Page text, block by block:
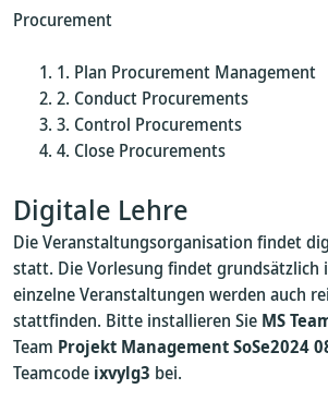
Procurement
Plan Procurement Management
Conduct Procurements
Control Procurements
Close Procurements
Digitale Lehre
Die Veranstaltungsorganisation findet
statt. Die Vorlesung findet grundsätzlich
einzelne Veranstaltungen werden auch
stattfinden. Bitte installieren Sie MS
Team Projekt Management SoSe2024
Teamcode ixvylg3 bei.